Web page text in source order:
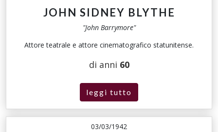
JOHN SIDNEY BLYTHE
"John Barrymore"
Attore teatrale e attore cinematografico statunitense.
di anni 60
leggi tutto
03/03/1942